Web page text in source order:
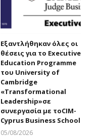
Εξαντλήθηκαν όλες οι
θέσεις για το Executive
Education Programme
του University of
Cambridge
«Transformational
Leadership»σε
συνεργασία με τοCIM-
Cyprus Business School
05/08/2026